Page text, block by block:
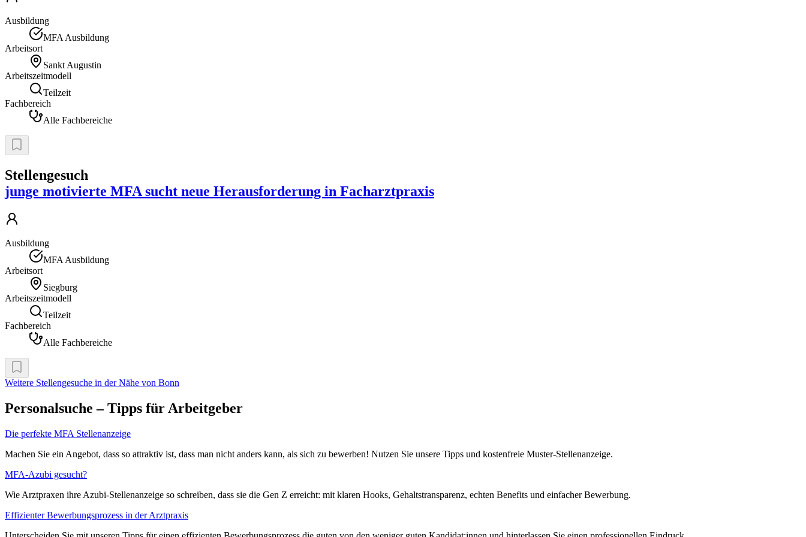
Ausbildung
MFA Ausbildung
Arbeitsort
Sankt Augustin
Arbeitszeitmodell
Teilzeit
Fachbereich
Alle Fachbereiche
Stellengesuch
junge motivierte MFA sucht neue Herausforderung in Facharztpraxis
Ausbildung
MFA Ausbildung
Arbeitsort
Siegburg
Arbeitszeitmodell
Teilzeit
Fachbereich
Alle Fachbereiche
Weitere Stellengesuche in der Nähe von Bonn
Personalsuche – Tipps für Arbeitgeber
Die perfekte MFA Stellenanzeige
Machen Sie ein Angebot, dass so attraktiv ist, dass man nicht anders kann, als sich zu bewerben! Nutzen Sie unsere Tipps und kostenfreie Muster-Stellenanzeige.
MFA-Azubi gesucht?
Wie Arztpraxen ihre Azubi-Stellenanzeige so schreiben, dass sie die Gen Z erreicht: mit klaren Hooks, Gehaltstransparenz, echten Benefits und einfacher Bewerbung.
Effizienter Bewerbungsprozess in der Arztpraxis